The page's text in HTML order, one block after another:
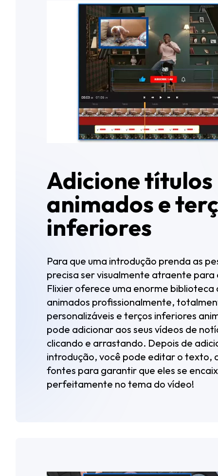
Adicione títulos
animados e
inferiores
Para que uma introdução prenda as
precisa ser visualmente atraente para
Flixier oferece uma enorme biblioteca
animados profissionalmente,
personalizáveis ​​e terços inferiores
pode adicionar aos seus vídeos de
clicando e arrastando. Depois de
introdução, você pode editar o texto,
fontes para garantir que eles se
perfeitamente no tema do vídeo!